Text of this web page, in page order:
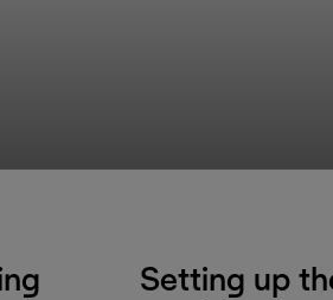
Setting up